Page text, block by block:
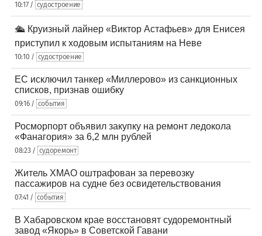
10:17 / судостроение
🛳️ Круизный лайнер «Виктор Астафьев» для Енисея
приступил к ходовым испытаниям на Неве
10:10 / судостроение
ЕС исключил танкер «Миллерово» из санкционных
списков, признав ошибку
09:16 / события
Росморпорт объявил закупку на ремонт ледокола
«Фанагория» за 6,2 млн рублей
08:23 / судоремонт
Житель ХМАО оштрафован за перевозку
пассажиров на судне без освидетельствования
07:41 / события
В Хабаровском крае восстановят судоремонтный
завод «Якорь» в Советской Гавани